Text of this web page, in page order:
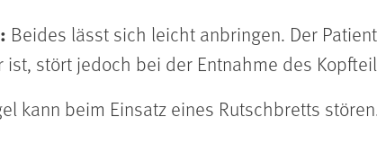
Beides lässt sich leicht anbringen. Der
stört jedoch bei der Entnahme des
kann beim Einsatz eines Rutschbretts